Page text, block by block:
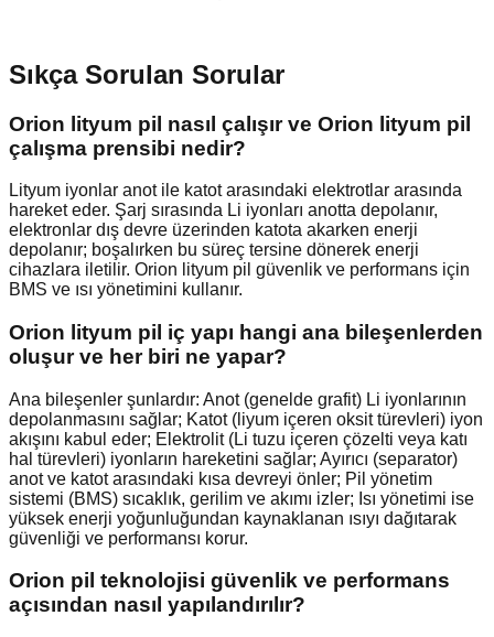
Sıkça Sorulan Sorular
Orion lityum pil nasıl çalışır ve Orion lityum pil
çalışma prensibi nedir?
Lityum iyonlar anot ile katot arasındaki elektrotlar arasında
hareket eder. Şarj sırasında Li iyonları anotta depolanır,
elektronlar dış devre üzerinden katota akarken enerji
depolanır; boşalırken bu süreç tersine dönerek enerji
cihazlara iletilir. Orion lityum pil güvenlik ve performans için
BMS ve ısı yönetimini kullanır.
Orion lityum pil iç yapı hangi ana bileşenlerden
oluşur ve her biri ne yapar?
Ana bileşenler şunlardır: Anot (genelde grafit) Li iyonlarının
depolanmasını sağlar; Katot (liyum içeren oksit türevleri) iyon
akışını kabul eder; Elektrolit (Li tuzu içeren çözelti veya katı
hal türevleri) iyonların hareketini sağlar; Ayırıcı (separator)
anot ve katot arasındaki kısa devreyi önler; Pil yönetim
sistemi (BMS) sıcaklık, gerilim ve akımı izler; Isı yönetimi ise
yüksek enerji yoğunluğundan kaynaklanan ısıyı dağıtarak
güvenliği ve performansı korur.
Orion pil teknolojisi güvenlik ve performans
açısından nasıl yapılandırılır?